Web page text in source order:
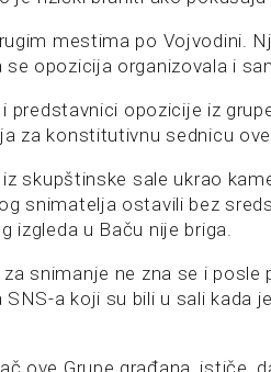
mestima po Vojvodini.
se opozicija organizovala i
predstavnici opozicije iz
za konstitutivnu sednicu
skupštinske sale ukrao
snimatelja ostavili bez
izgleda u Baču nije briga.
snimanje ne zna se i
a koji su bili u sali kada
ove Grupe građana, ističe,